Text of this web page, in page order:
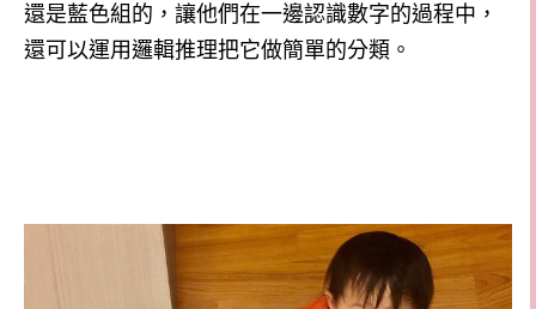
還是藍色組的，讓他們在一邊認識數字的過程中，
還可以運用邏輯推理把它做簡單的分類。